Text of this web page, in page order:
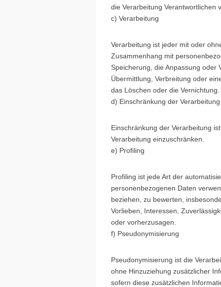
die Verarbeitung Verantwortlichen
c) Verarbeitung
Verarbeitung ist jeder mit oder
Zusammenhang mit
Speicherung, die Anpassung oder
Übermittlung, Verbreitung oder
das Löschen oder die Vernichtung.
d) Einschränkung der Verarbeitung
Einschränkung der Verarbeitung
Verarbeitung einzuschränken.
e) Profiling
Profiling ist jede Art der
personenbezogenen Daten
beziehen, zu bewerten,
Vorlieben, Interessen,
oder vorherzusagen.
f) Pseudonymisierung
Pseudonymisierung ist die
ohne Hinzuziehung zusätzlicher
sofern diese zusätzlichen